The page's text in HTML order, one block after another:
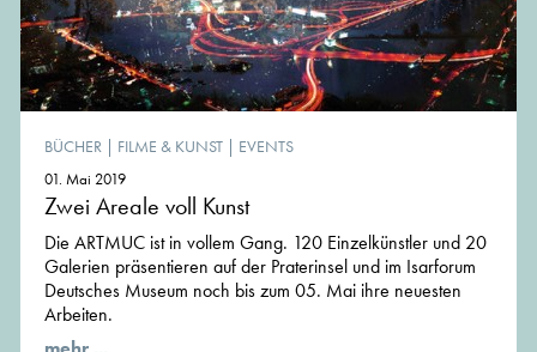
BÜCHER | FILME & KUNST | EVENTS
01. Mai 2019
Zwei Areale voll Kunst
Die ARTMUC ist in vollem Gang. 120 Einzelkünstler und 20
Galerien präsentieren auf der Praterinsel und im Isarforum
Deutsches Museum noch bis zum 05. Mai ihre neuesten
Arbeiten.